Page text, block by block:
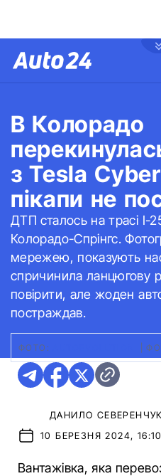
В Колорадо
з Tesla
пікапи не
ДТП сталось на трасі I-
Колорадо-Спрінгс.
мережею, показують
спричинила ланцюгову
повірити, але жоден
постраждав.
ФОТО:
ДАНИЛО СЕВЕРЕНЧУК
10 БЕРЕЗНЯ 2024, 16:10
Вантажівка, яка